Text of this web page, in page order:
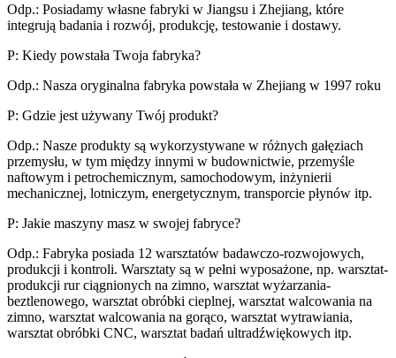
Odp.: Posiadamy własne fabryki w Jiangsu i Zhejiang, które
integrują badania i rozwój, produkcję, testowanie i dostawy.
P: Kiedy powstała Twoja fabryka?
Odp.: Nasza oryginalna fabryka powstała w Zhejiang w 1997 roku
P: Gdzie jest używany Twój produkt?
Odp.: Nasze produkty są wykorzystywane w różnych gałęziach
przemysłu, w tym między innymi w budownictwie, przemyśle
naftowym i petrochemicznym, samochodowym, inżynierii
mechanicznej, lotniczym, energetycznym, transporcie płynów itp.
P: Jakie maszyny masz w swojej fabryce?
Odp.: Fabryka posiada 12 warsztatów badawczo-rozwojowych,
produkcji i kontroli. Warsztaty są w pełni wyposażone, np. warsztat-
produkcji rur ciągnionych na zimno, warsztat wyżarzania-
beztlenowego, warsztat obróbki cieplnej, warsztat walcowania na
zimno, warsztat walcowania na gorąco, warsztat wytrawiania,
warsztat obróbki CNC, warsztat badań ultradźwiękowych itp.